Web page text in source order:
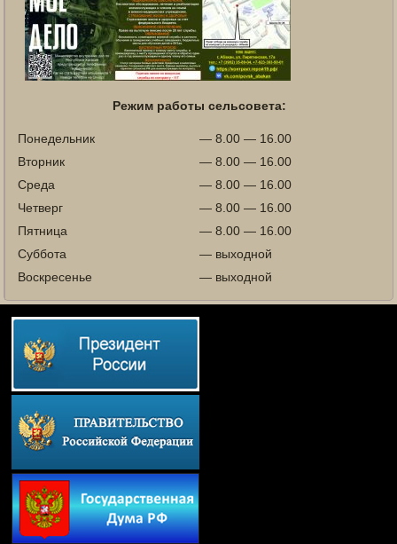
Режим работы сельсовета:
Понедельник
— 8.00 — 16.00
Вторник
— 8.00 — 16.00
Среда
— 8.00 — 16.00
Четверг
— 8.00 — 16.00
Пятница
— 8.00 — 16.00
Суббота
— выходной
Воскресенье
— выходной